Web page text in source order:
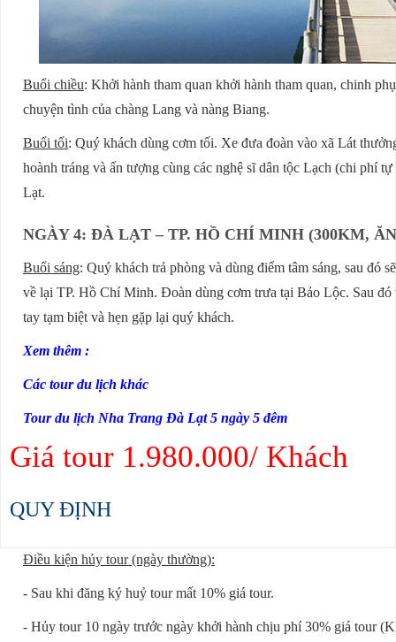
Buổi chiều: Khởi hành tham quan khởi hành tham quan, chinh
chuyện tình của chàng Lang và nàng Biang.
Buổi tối: Quý khách dùng cơm tối. Xe đưa đoàn vào xã Lát
hoành tráng và ấn tượng cùng các nghệ sĩ dân tộc Lạch (chi phí
Lạt.
NGÀY 4: ĐÀ LẠT – TP. HỒ CHÍ MINH (300KM,
Buổi sáng: Quý khách trả phòng và dùng điểm tâm sáng, sau đó
về lại TP. Hồ Chí Minh. Đoàn dùng cơm trưa tại Bảo Lộc. Sau
tay tạm biệt và hẹn gặp lại quý khách.
Xem thêm :
Các tour du lịch khác
Tour du lịch Nha Trang Đà Lạt 5 ngày 5 đêm
Giá tour 1.980.000/ Khách
QUY ĐỊNH
Điều kiện hủy tour (ngày thường):
- Sau khi đăng ký huỷ tour mất 10% giá tour.
- Hủy tour 10 ngày trước ngày khởi hành chịu phí 30% giá tour